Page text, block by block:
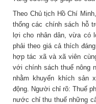
Theo Chủ tịch Hồ Chí
thống các chính sách hỗ
lợi cho nhân dân, vừa có
phải theo giá cả thích
hợp tác xã và xã viên
với chính sách thuế nông
nhằm khuyến khích sản
động. Người chỉ rõ: Thuế
nước chỉ thu thuế những